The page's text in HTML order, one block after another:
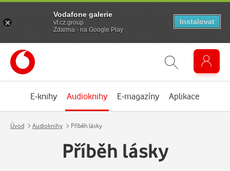
E-knihy Audioknihy E-magazíny Aplikace
Úvod Audioknihy Příběh lásky
Příběh lásky
Vodafone galerie
vf.cz.group
Zdarma - na Google Play
Instalovat